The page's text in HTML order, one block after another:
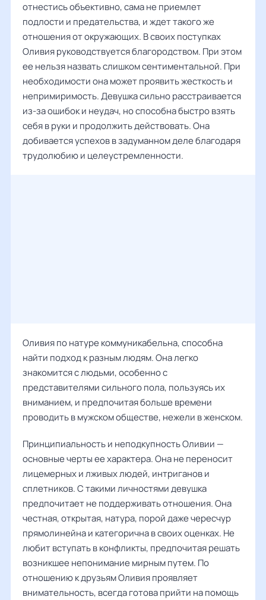
отнестись объективно, сама не приемлет
подлости и предательства, и ждет такого же
отношения от окружающих. В своих поступках
Оливия руководствуется благородством. При этом
ее нельзя назвать слишком сентиментальной. При
необходимости она может проявить жесткость и
непримиримость. Девушка сильно расстраивается
из-за ошибок и неудач, но способна быстро взять
себя в руки и продолжить действовать. Она
добивается успехов в задуманном деле благодаря
трудолюбию и целеустремленности.
Оливия по натуре коммуникабельна, способна
найти подход к разным людям. Она легко
знакомится с людьми, особенно с
представителями сильного пола, пользуясь их
вниманием, и предпочитая больше времени
проводить в мужском обществе, нежели в женском.
Принципиальность и неподкупность Оливии —
основные черты ее характера. Она не переносит
лицемерных и лживых людей, интриганов и
сплетников. С такими личностями девушка
предпочитает не поддерживать отношения. Она
честная, открытая, натура, порой даже чересчур
прямолинейна и категорична в своих оценках. Не
любит вступать в конфликты, предпочитая решать
возникшее непонимание мирным путем. По
отношению к друзьям Оливия проявляет
внимательность, всегда готова прийти на помощь